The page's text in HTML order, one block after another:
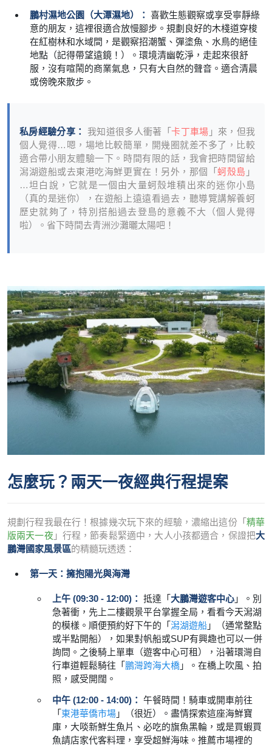
鵬村濕地公園（大潭濕地）： 喜歡生態觀察或享受寧靜綠
意的朋友，這裡很適合放慢腳步。規劃良好的木棧道穿梭
在紅樹林和水域間，是觀察招潮蟹、彈塗魚、水鳥的絕佳
地點（記得帶望遠鏡！）。環境清幽乾淨，走起來很舒
服，沒有喧鬧的商業氣息，只有大自然的聲音。適合清晨
或傍晚來散步。
私房經驗分享： 我知道很多人衝著「卡丁車場 」來，但我
個人覺得…嗯，場地比較簡單，開幾圈就差不多了，比較
適合帶小朋友體驗一下。時間有限的話，我會把時間留給
潟湖遊船或去東港吃海鮮更實在！另外，那個「 蚵殼島 」
…坦白說，它就是一個由大量蚵殼堆積出來的迷你小島
（真的是迷你），在遊船上遠遠看過去，聽導覽講解養蚵
歷史就夠了，特別搭船過去登島的意義不大（個人覺得
啦）。省下時間去青洲沙灘曬太陽吧！
怎麼玩？兩天一夜經典行程提案
規劃行程我最在行！根據幾次玩下來的經驗，濃縮出這份「 精華
版兩天一夜 」行程，節奏鬆緊適中，大人小孩都適合，保證把大
鵬灣國家風景區的精髓玩透透：
第一天：擁抱陽光與海灣
上午 (09:30 - 12:00)： 抵達「 大鵬灣遊客中心」。別
急著衝，先上二樓觀景平台掌握全局，看看今天潟湖
的模樣。順便預約好下午的「 潟湖遊船」（通常整點
或半點開船），如果對帆船或SUP有興趣也可以一併
詢問。之後騎上單車（遊客中心可租），沿著環灣自
行車道輕鬆騎往「 鵬灣跨海大橋」。在橋上吹風、拍
照，感受開闊。
中午 (12:00 - 14:00)： 午餐時間！騎車或開車前往
「 東港華僑市場」（很近）。盡情探索這座海鮮寶
庫，大啖新鮮生魚片、必吃的旗魚黑輪，或是買蝦買
魚請店家代客料理，享受超鮮海味。推薦市場裡的